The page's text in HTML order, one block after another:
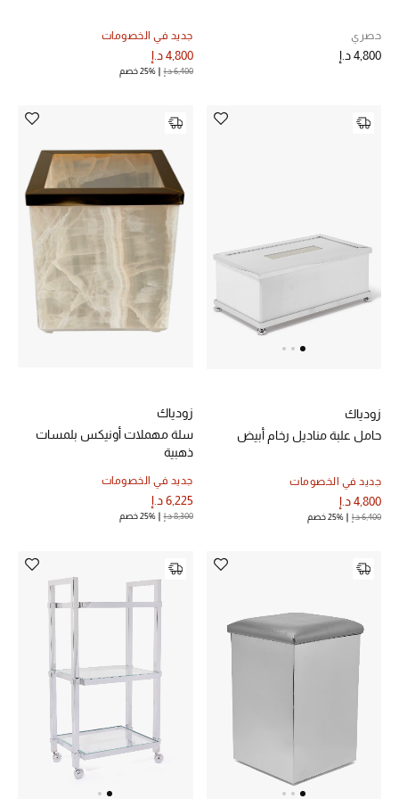
مستحضرات الاستحمام والعناية بالجسم
العناية بالشعر
الجمال في بلوميز
أبرز الماركات
عطور الربيع
حصري
4,800 د.إ
جديد في الخصومات
4,800 د.إ
6,400 د.إ 25% خصم
زودياك
حامل علبة مناديل رخام أبيض
جديد في الخصومات
4,800 د.إ
6,400 د.إ 25% خصم
زودياك
سلة مهملات أونيكس بلمسات
ذهبية
جديد في الخصومات
6,225 د.إ
8,300 د.إ 25% خصم